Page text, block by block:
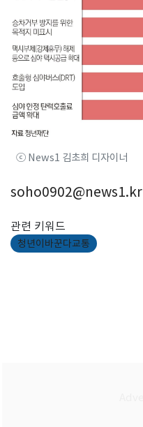
ⓒ News1 김초희 디자이너
soho0902@news1.kr
관련 키워드
청년이바꾼다교통